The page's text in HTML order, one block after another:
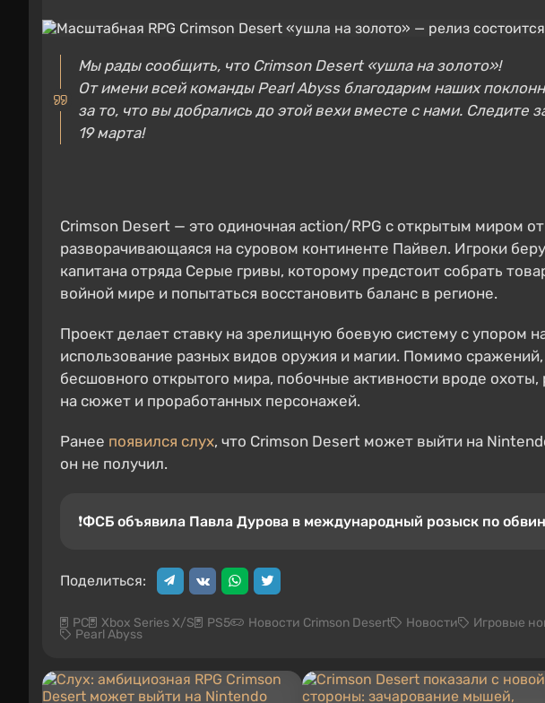
Мы рады сообщить, что Crimson Desert «ушла на золото»!
От имени всей команды Pearl Abyss благодарим наших
за то, что вы добрались до этой вехи вместе с нами. Следите
19 марта!
Crimson Desert — это одиночная action/RPG с открытым миром
разворачивающаяся на суровом континенте Пайвел. Игроки
капитана отряда Серые гривы, которому предстоит собрать
войной мире и попытаться восстановить баланс в регионе.
Проект делает ставку на зрелищную боевую систему с упором
использование разных видов оружия и магии. Помимо
бесшовного открытого мира, побочные активности вроде
на сюжет и проработанных персонажей.
Ранее появился слух, что Crimson Desert может выйти на
он не получил.
❗️ФСБ объявила Павла Дурова в международный розыск по
Поделиться:
PC Xbox Series X/S PS5 Новости Crimson Desert Новости Игровые
Pearl Abyss